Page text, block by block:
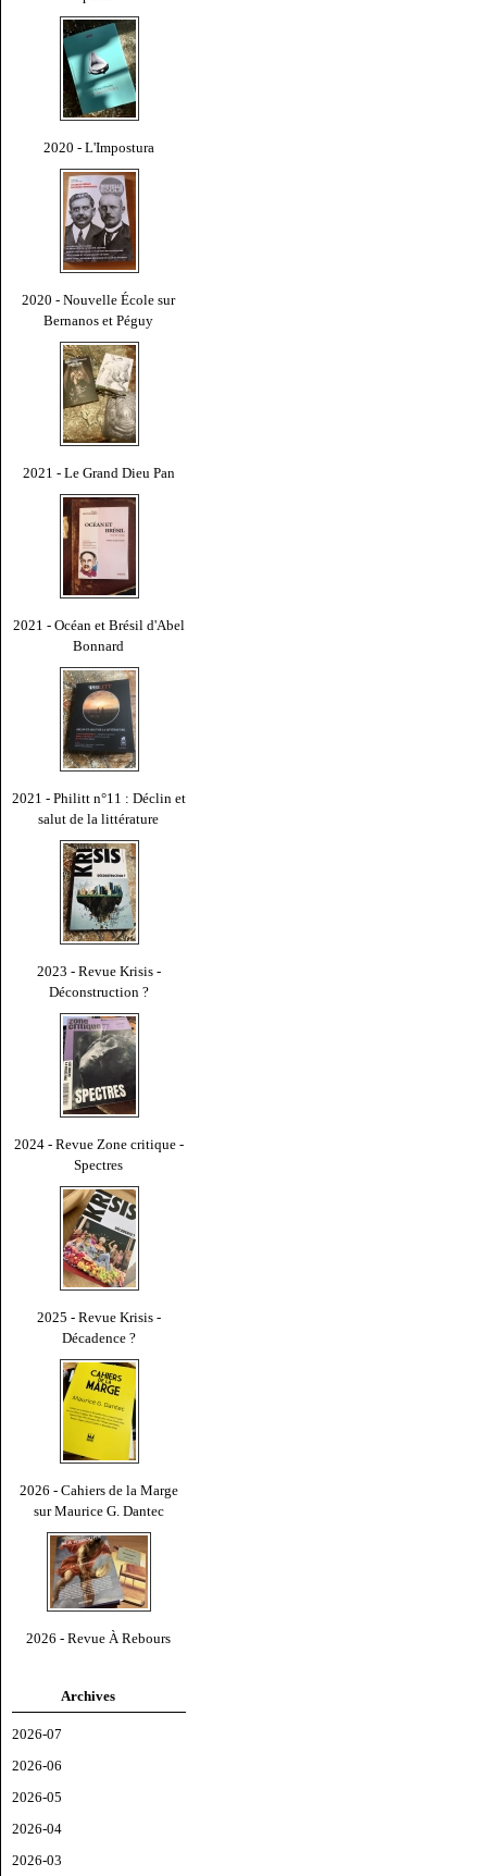
2020 - L'Impostura
2020 - Nouvelle École sur
Bernanos et Péguy
2021 - Le Grand Dieu Pan
2021 - Océan et Brésil d'Abel
Bonnard
2021 - Philitt n°11 : Déclin et
salut de la littérature
2023 - Revue Krisis -
Déconstruction ?
2024 - Revue Zone critique -
Spectres
2025 - Revue Krisis -
Décadence ?
2026 - Cahiers de la Marge
sur Maurice G. Dantec
2026 - Revue À Rebours
Archives
2026-07
2026-06
2026-05
2026-04
2026-03